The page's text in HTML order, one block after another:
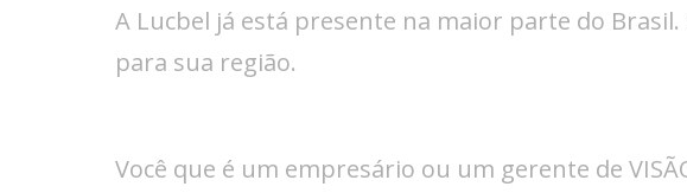
A Lucbel já está presente na maior parte do
para sua região.
Você que é um empresário ou um gerente de